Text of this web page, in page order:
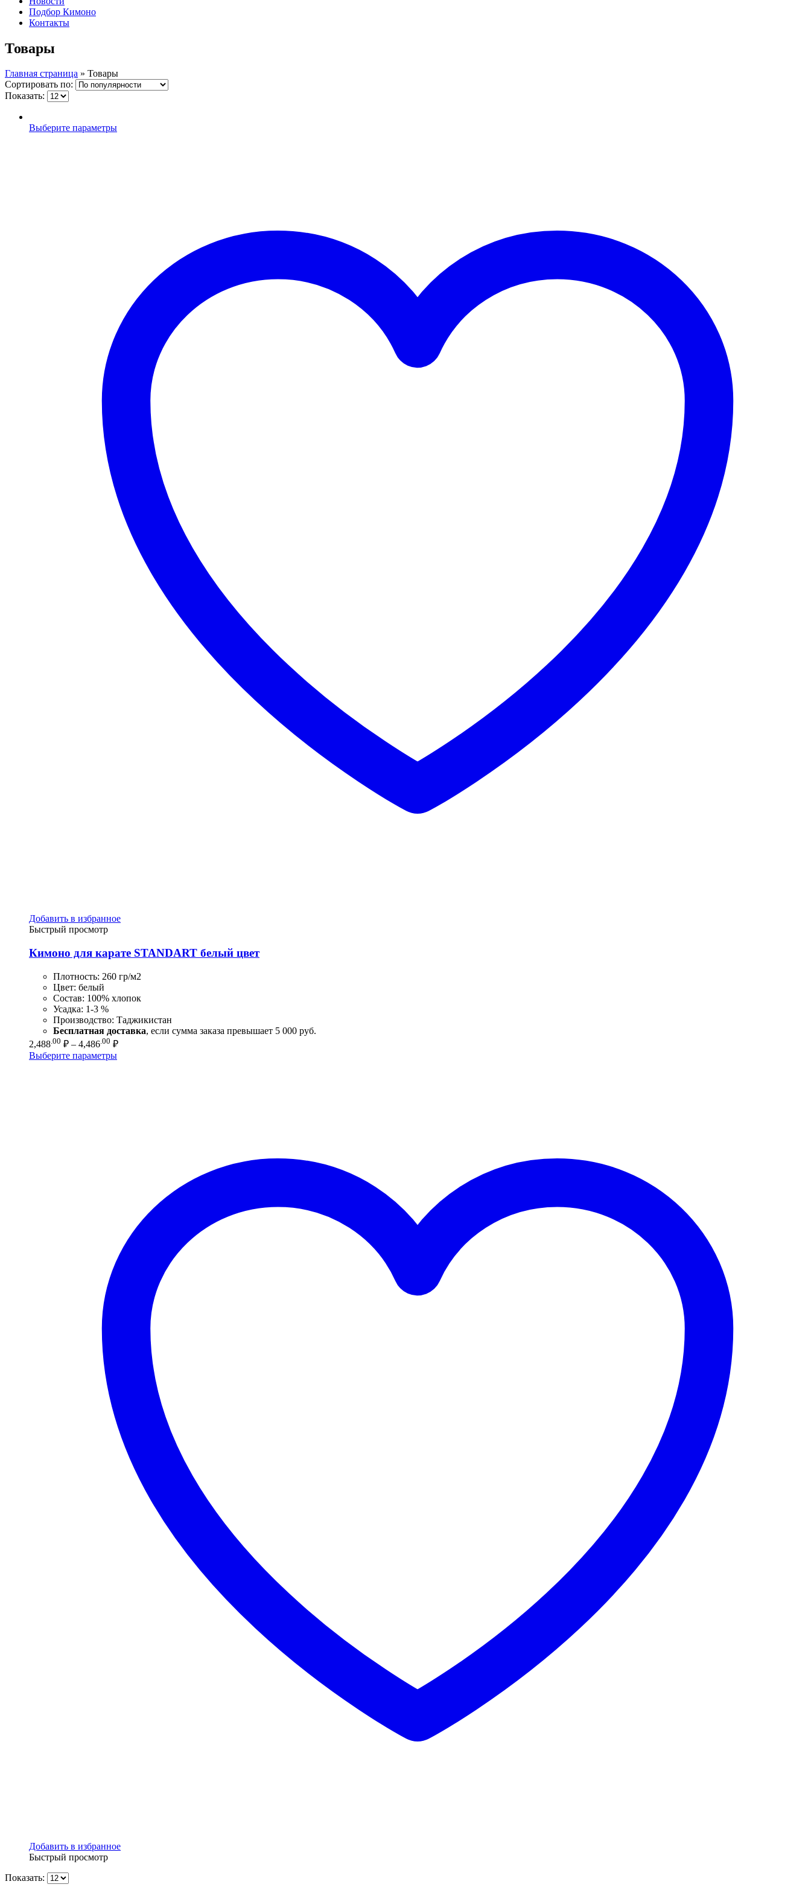
Подбор Кимоно
Контакты
Товары
Главная страница » Товары
Сортировать по:
Показать:
Выберите параметры
Добавить в избранное
Быстрый просмотр
Кимоно для карате STANDART белый цвет
Плотность: 260 гр/м2
Цвет: белый
Состав: 100% хлопок
Усадка: 1-3 %
Производство: Таджикистан
Бесплатная доставка, если сумма заказа превышает 5 000 руб.
2,488 .00 ₽ – 4,486 .00 ₽Диапазон
Выберите параметры
Добавить в избранное
Быстрый просмотр
Показать: